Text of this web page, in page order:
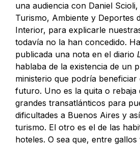
una audiencia con Daniel
Turismo, Ambiente y Deportes
Interior, para explicarle
todavía no la han concedido.
publicada una nota en el diario
hablaba de la existencia de un
ministerio que podría beneficiar
futuro. Uno es la quita o rebaja
grandes transatlánticos para
dificultades a Buenos Aires y
turismo. El otro es el de las
hoteles. O sea que, entre